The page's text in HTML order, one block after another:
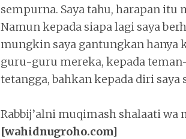
sempurna. Saya tahu, harapan itu
Namun kepada siapa lagi saya
mungkin saya gantungkan hanya
guru-guru mereka, kepada
tetangga, bahkan kepada diri saya
Rabbij’alni muqimash shalaati wa
[wahidnugroho.com]